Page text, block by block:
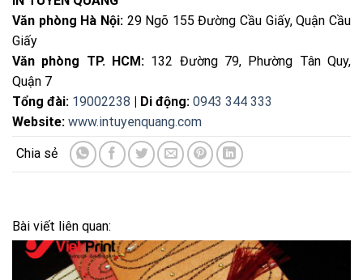
Văn phòng Hà Nội: 29 Ngõ 155 Đường Cầu Giấy, Quận Cầu
Giấy
Văn phòng TP. HCM: 132 Đường 79, Phường Tân Quy,
Quận 7
Tổng đài: 19002238 | Di động: 0943 344 333
Website: www.intuyenquang.com
Bài viết liên quan: